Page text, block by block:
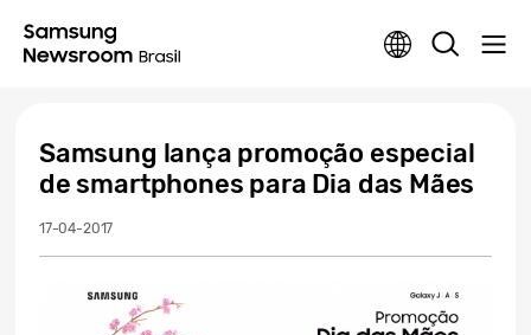
Samsung lança promoção especial
de smartphones para Dia das Mães
17-04-2017